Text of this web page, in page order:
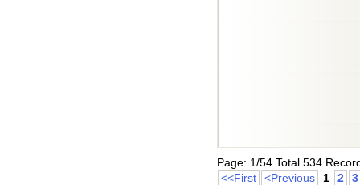
Page: 1/54 Total 534
<<First
<Previous 1 2 3